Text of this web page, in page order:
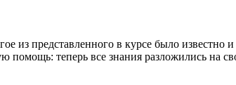
из представленного в курсе было известно
помощь: теперь все знания разложились на